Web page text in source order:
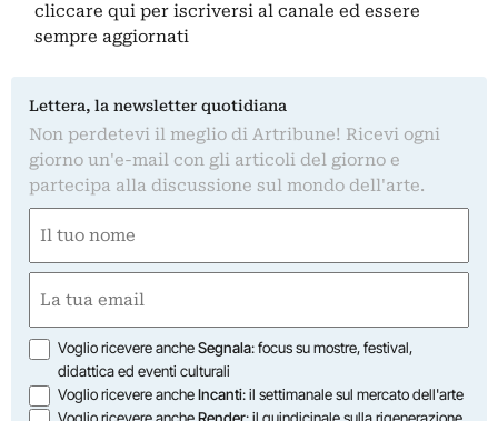
cliccare qui per iscriversi al canale ed essere
sempre aggiornati
Lettera, la newsletter quotidiana
Non perdetevi il meglio di Artribune! Ricevi ogni
giorno un'e-mail con gli articoli del giorno e
partecipa alla discussione sul mondo dell'arte.
(Obbligatorio)
Nome
(Obbligatorio)
Opzioni
Voglio ricevere ancheSegnala: focus su mostre, festival,
didattica ed eventi culturali
Voglio ricevere ancheIncanti: il settimanale sul mercato dell'arte